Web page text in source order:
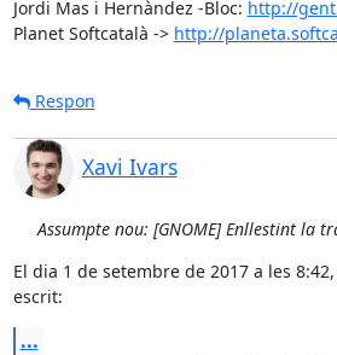
Jordi Mas i Hernàndez -Bloc: http://
Planet Softcatalà -> http://
Respon
Xavi Ivars
Assumpte nou: [GNOME] Enllestint la
El dia 1 de setembre de 2017 a les
escrit:
...